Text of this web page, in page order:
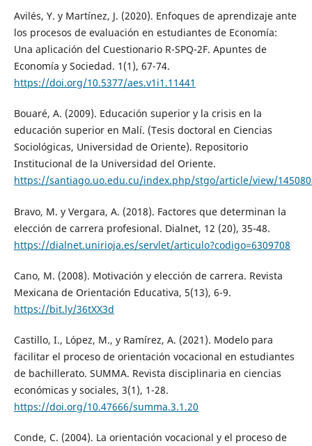
Avilés, Y. y Martínez, J. (2020). Enfoques de aprendizaje ante
los procesos de evaluación en estudiantes de Economía:
Una aplicación del Cuestionario R-SPQ-2F. Apuntes de
Economía y Sociedad. 1(1), 67-74.
https://doi.org/10.5377/aes.v1i1.11441
Bouaré, A. (2009). Educación superior y la crisis en la
educación superior en Malí. (Tesis doctoral en Ciencias
Sociológicas, Universidad de Oriente). Repositorio
Institucional de la Universidad del Oriente.
https://santiago.uo.edu.cu/index.php/stgo/article/view/
Bravo, M. y Vergara, A. (2018). Factores que determinan la
elección de carrera profesional. Dialnet, 12 (20), 35-48.
https://dialnet.unirioja.es/servlet/articulo?codigo=6309708
Cano, M. (2008). Motivación y elección de carrera. Revista
Mexicana de Orientación Educativa, 5(13), 6-9.
https://bit.ly/36tXX3d
Castillo, I., López, M., y Ramírez, A. (2021). Modelo para
facilitar el proceso de orientación vocacional en estudiantes
de bachillerato. SUMMA. Revista disciplinaria en ciencias
económicas y sociales, 3(1), 1-28.
https://doi.org/10.47666/summa.3.1.20
Conde, C. (2004). La orientación vocacional y el proceso de